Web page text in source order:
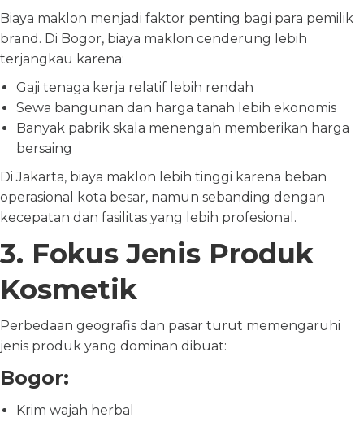
Biaya maklon menjadi faktor penting bagi para pemilik
brand. Di Bogor, biaya maklon cenderung lebih
terjangkau karena:
Gaji tenaga kerja relatif lebih rendah
Sewa bangunan dan harga tanah lebih ekonomis
Banyak pabrik skala menengah memberikan harga
bersaing
Di Jakarta, biaya maklon lebih tinggi karena beban
operasional kota besar, namun sebanding dengan
kecepatan dan fasilitas yang lebih profesional.
3. Fokus Jenis Produk
Kosmetik
Perbedaan geografis dan pasar turut memengaruhi
jenis produk yang dominan dibuat:
Bogor:
Krim wajah herbal